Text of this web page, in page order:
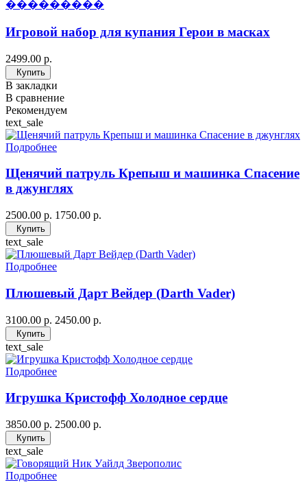
���������
Игровой набор для купания Герои в масках
2499.00 р.
Купить
В закладки
В сравнение
Рекомендуем
text_sale
Подробнее
Щенячий патруль Крепыш и машинка Спасение
в джунглях
2500.00 р. 1750.00 р.
Купить
text_sale
Подробнее
Плюшевый Дарт Вейдер (Darth Vader)
3100.00 р. 2450.00 р.
Купить
text_sale
Подробнее
Игрушка Кристофф Холодное сердце
3850.00 р. 2500.00 р.
Купить
text_sale
Подробнее